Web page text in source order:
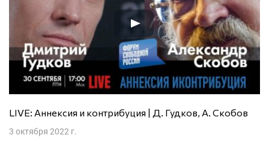
LIVE: Аннексия и контрибуция | Д. Гудков, А. Скобов
3 октября 2022 г.